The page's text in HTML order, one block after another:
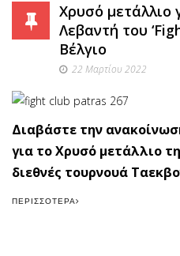
Χρυσό μετάλλιο
Λεβαντή του
Βέλγιο
22 Μαρτίου 2022
Διαβάστε την
για το Χρυσό μετάλλιο
διεθνές τουρνουά
ΠΕΡΙΣΣΌΤΕΡΑ